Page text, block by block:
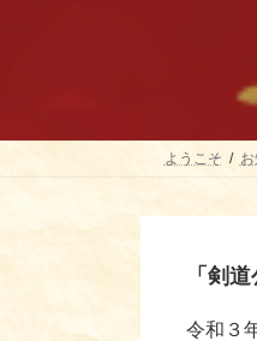
ようこそ
「剣
令和３